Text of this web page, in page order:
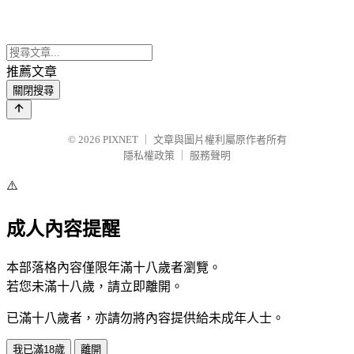
推薦文章
關閉搜尋
© 2026 PIXNET
文章與圖片權利屬原作者所有
隱私權政策
服務聲明
⚠️
成人內容提醒
本部落格內容僅限年滿十八歲者瀏覽。
若您未滿十八歲，請立即離開。
已滿十八歲者，亦請勿將內容提供給未成年人士。
我已滿18歲 離開